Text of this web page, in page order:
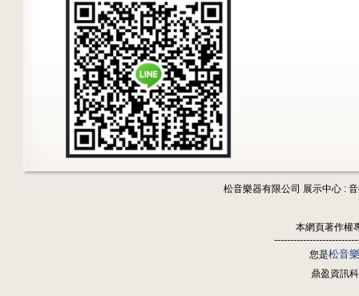
松音樂器有限公司 展示中心 :
本網頁著作權
您是松音
鼎盈資訊